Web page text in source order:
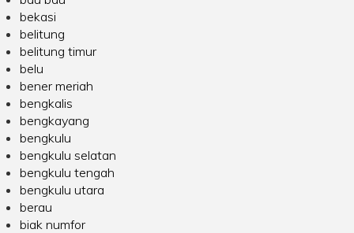
bekasi
belitung
belitung timur
belu
bener meriah
bengkalis
bengkayang
bengkulu
bengkulu selatan
bengkulu tengah
bengkulu utara
berau
biak numfor